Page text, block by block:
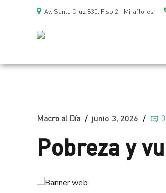
Av. Santa Cruz 830, Piso 2 - Miraflores
Macro al Día junio 3, 2026 0
Pobreza y